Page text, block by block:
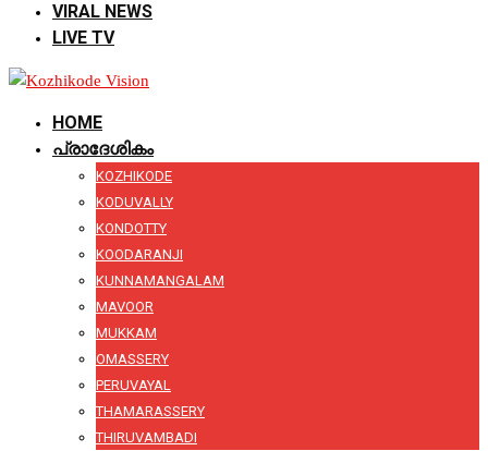
VIRAL NEWS
LIVE TV
HOME
പ്രാദേശികം
KOZHIKODE
KODUVALLY
KONDOTTY
KOODARANJI
KUNNAMANGALAM
MAVOOR
MUKKAM
OMASSERY
PERUVAYAL
THAMARASSERY
THIRUVAMBADI